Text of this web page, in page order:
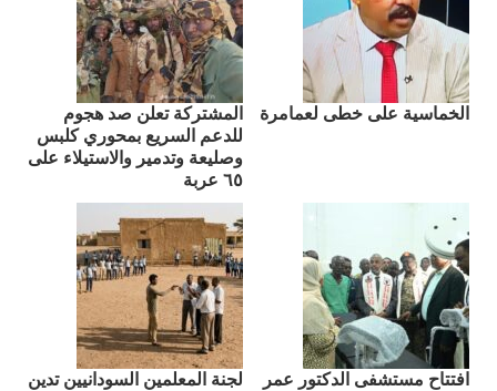
الخماسية على خطى لعمامرة
المشتركة تعلن صد هجوم
للدعم السريع بمحوري كلبس
وصليعة وتدمير والاستيلاء على
٦٥ عربة
افتتاح مستشفى الدكتور عمر
لجنة المعلمين السودانيين تدين